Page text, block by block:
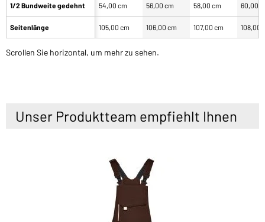
1/2 Bundweite gedehnt
Seitenlänge
54,00 cm 56,00 cm 58,00 cm 60,00
105,00 cm 106,00 cm 107,00 cm 108,00
Scrollen Sie horizontal, um mehr zu sehen.
Unser Produktteam empfiehlt Ihnen